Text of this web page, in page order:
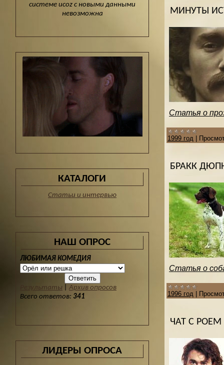
системе ucoz с новыми данными
невозможна
КАТАЛОГИ
Статьи и интервью
НАШ ОПРОС
ЛЮБИМАЯ КОМЕДИЯ
Результаты
Архив опросов
Всего ответов: 341
ЛИДЕРЫ ОПРОСА
МИНУТЫ
Статья о
1999 год
БРАКК
Статья о
1996 год
ЧАТ С